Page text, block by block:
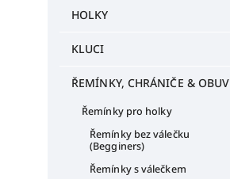
HOLKY
KLUCI
ŘEMÍNKY, CHRÁNIČE & OBUV
Řemínky pro holky
Řemínky bez válečku
(Begginers)
Řemínky s válečkem